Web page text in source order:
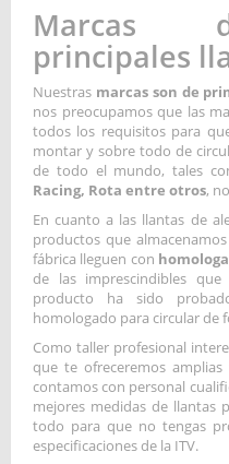
Marcas
principales
Nuestras marcas son de
nos preocupamos que las
todos los requisitos para
montar y sobre todo de
de todo el mundo, tales
Racing, Rota entre otros,
En cuanto a las llantas de
productos que
fábrica lleguen con
de las imprescindibles
producto ha sido
homologado para circular de
Como taller profesional
que te ofreceremos
contamos con personal
mejores medidas de llantas
todo para que no tengas
especificaciones de la ITV.